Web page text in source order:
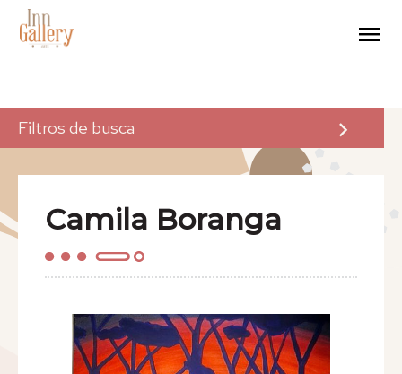
A Inn Gallery
Arte
Eventos
Para Artistas
Filtros de busca
Camila Boranga